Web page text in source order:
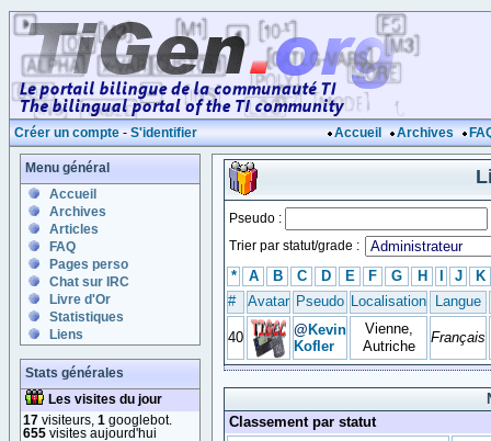
Créer un compte - S'identifier Accueil Archives
Menu général
Accueil
Archives
Articles
FAQ
Pages perso
Chat sur IRC
Livre d'Or
Statistiques
Liens
Stats générales
Les visites du jour
17 visiteurs, 1 googlebot.
655 visites aujourd'hui
Pseudo :
Trier par statut/grade :
* A B C D E F G H J
K
#
Avatar Pseudo Localisation Langue
40 @ Kevin
Kofler
Vienne,
Autriche
Français
Classement par statut